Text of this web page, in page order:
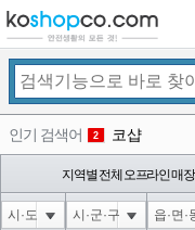
인기 검색어 2 코샵
3 익스
4
지역별 전체 오프라인 매